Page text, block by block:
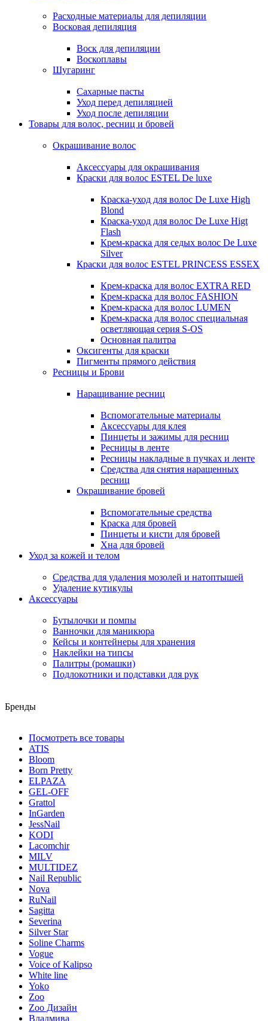
Расходные материалы для депиляции
Восковая депиляция
Воск для депиляции
Воскоплавы
Шугаринг
Сахарные пасты
Уход перед депиляцией
Уход после депиляции
Товары для волос, ресниц и бровей
Окрашивание волос
Аксессуары для окрашивания
Краски для волос ESTEL De luxe
Краска-уход для волос De Luxe High
Blond
Краска-уход для волос De Luxe Higt
Flash
Крем-краска для седых волос De Luxe
Silver
Краски для волос ESTEL PRINCESS ESSEX
Крем-краска для волос EXTRA RED
Крем-краска для волос FASHION
Крем-краска для волос LUMEN
Крем-краска для волос специальная
осветляющая серия S-OS
Основная палитра
Оксигенты для краски
Пигменты прямого действия
Ресницы и Брови
Наращивание ресниц
Вспомогательные материалы
Аксессуары для клея
Пинцеты и зажимы для ресниц
Ресницы в ленте
Ресницы накладные в пучках и ленте
Средства для снятия наращенных
ресниц
Окрашивание бровей
Вспомогательные средства
Краска для бровей
Пинцеты и кисти для бровей
Хна для бровей
Уход за кожей и телом
Средства для удаления мозолей и натоптышей
Удаление кутикулы
Аксессуары
Бутылочки и помпы
Ванночки для маникюра
Кейсы и контейнеры для хранения
Наклейки на типсы
Палитры (ромашки)
Подлокотники и подставки для рук
Бренды
Посмотреть все товары
ATIS
Bloom
Born Pretty
ELPAZA
GEL-OFF
Grattol
InGarden
JessNail
KODI
Lacomchir
MILV
MULTIDEZ
Nail Republic
Nova
RuNail
Sagitta
Severina
Silver Star
Soline Charms
Vogue
Voice of Kalipso
White line
Yoko
Zoo
Zoo Дизайн
Владмива